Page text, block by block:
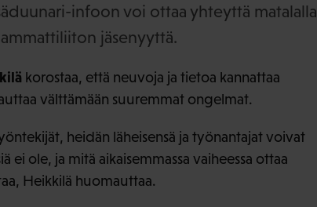
infoon voi ottaa yhteyttä matalalla
jäsenyyttä.
korostaa, että neuvoja ja tietoa kannattaa
välttämään suuremmat ongelmat.
heidän läheisensä ja työnantajat voivat
ei ole, ja mitä aikaisemmassa vaiheessa ottaa
Heikkilä huomauttaa.